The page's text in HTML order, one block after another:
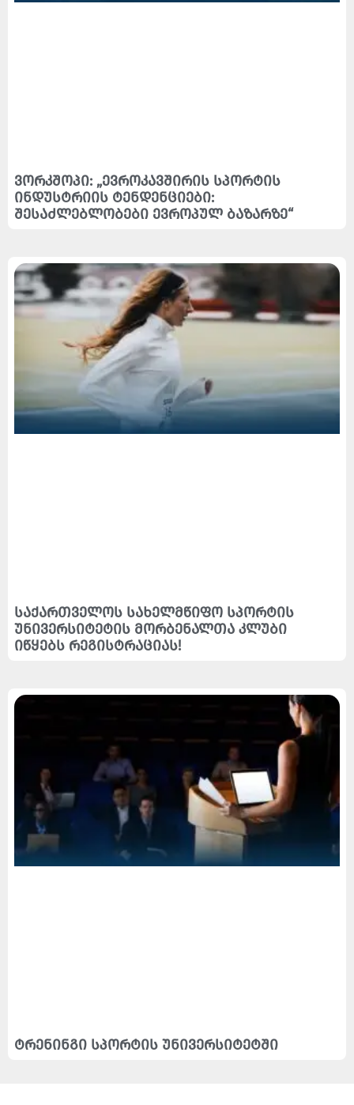
ვორკშოპი: „ევროკავშირის სპორტის
ინდუსტრიის ტენდენციები:
შესაძლებლობები ევროპულ ბაზარზე“
საქართველოს სახელმწიფო სპორტის
უნივერსიტეტის მორბენალთა კლუბი
იწყებს რეგისტრაციას!
ტრენინგი სპორტის უნივერსიტეტში